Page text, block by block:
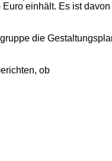
einhält. Es ist
die
ob